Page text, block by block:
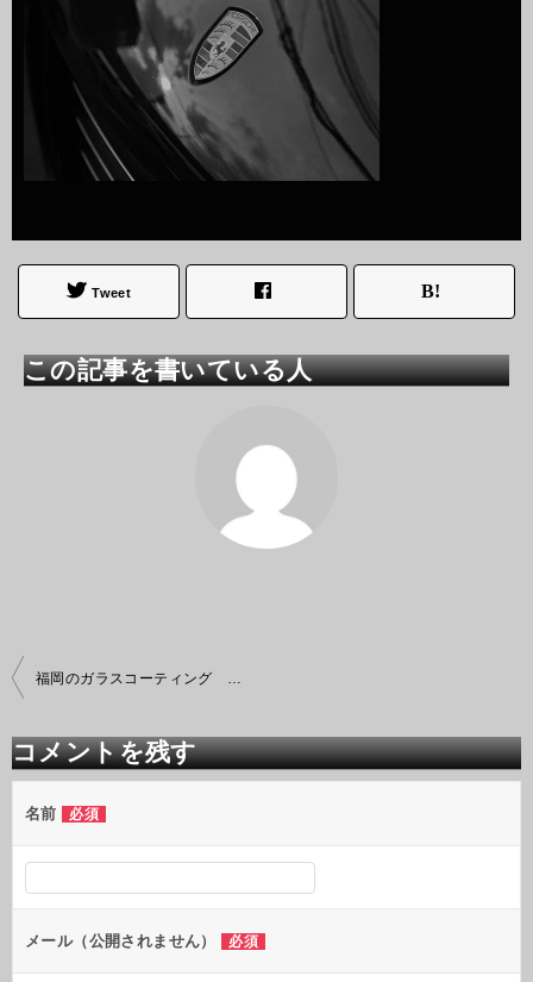
Tweet
この記事を書いている人
投
稿
ビ
ゲ
ー
シ
ン
福岡のガラスコーティング カービューティープロ
コメントを残す
名前 必須
メール（公開されません） 必須